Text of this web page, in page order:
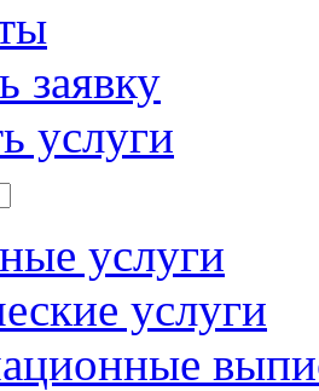
заявку
услуги
услуги
услуги